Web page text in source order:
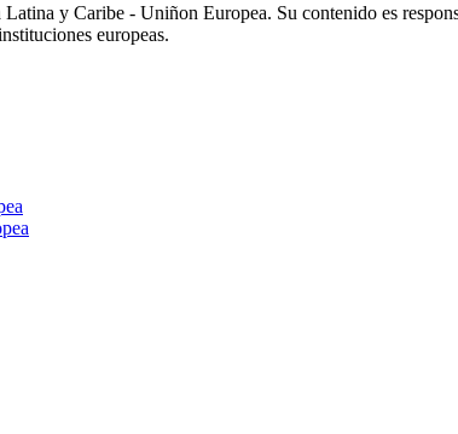
y Caribe - Uniñon Europea. Su contenido es
europeas.